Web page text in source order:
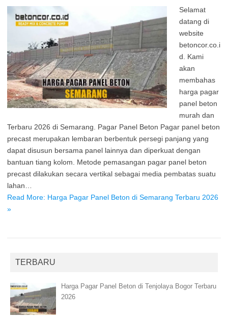
Selamat
datang di
website
betoncor.co.i
d. Kami
akan
membahas
harga pagar
panel beton
murah dan
Terbaru 2026 di Semarang. Pagar Panel Beton Pagar panel beton
precast merupakan lembaran berbentuk persegi panjang yang
dapat disusun bersama panel lainnya dan diperkuat dengan
bantuan tiang kolom. Metode pemasangan pagar panel beton
precast dilakukan secara vertikal sebagai media pembatas suatu
lahan…
Read More: Harga Pagar Panel Beton di Semarang Terbaru 2026
»
TERBARU
Harga Pagar Panel Beton di Tenjolaya Bogor Terbaru
2026